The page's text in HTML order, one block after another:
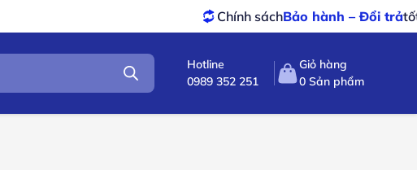
Bảo hành – Đổi trảtốt nhất
Hotline
0989 352 251
Giỏ hàng
0 Sản phẩm